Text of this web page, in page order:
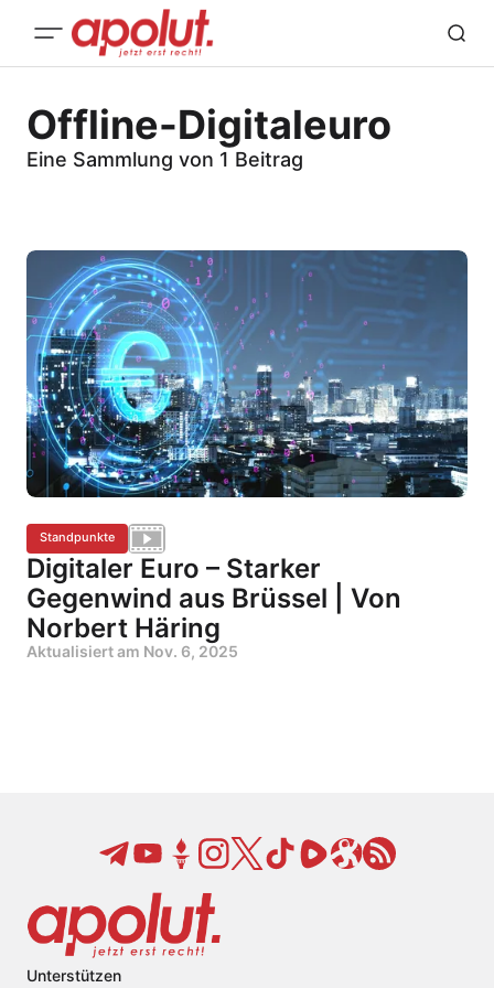
Offline-Digitaleuro
Eine Sammlung von 1 Beitrag
Standpunkte
Digitaler Euro – Starker
Gegenwind aus Brüssel | Von
Norbert Häring
Aktualisiert am Nov. 6, 2025
Unterstützen